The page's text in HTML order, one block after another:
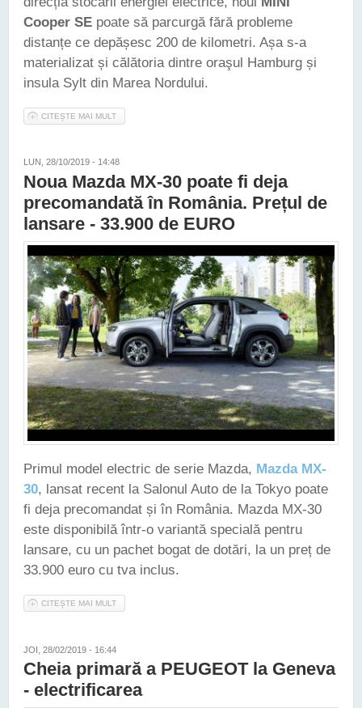
Cooper SE poate să parcurgă fără probleme
distanțe ce depășesc 200 de kilometri. Așa s-a
materializat și călătoria dintre oraşul Hamburg și
insula Sylt din Marea Nordului.
CITEȘTE MAI MULT
LUN, 28/10/2019 - 14:48
Noua Mazda MX-30 poate fi deja
precomandată în România. Prețul de
lansare - 33.900 de EURO
Primul model electric de serie Mazda, Mazda MX-
30, lansat recent la Salonul Auto de la Tokyo poate
fi deja precomandat și în România. Mazda MX-30
este disponibilă într-o variantă specială pentru
lansare, cu un pachet bogat de dotări, la un preț de
33.900 euro cu tva inclus.
CITEȘTE MAI MULT
JOI, 28/02/2019 - 16:44
Cheia primară a PEUGEOT la Geneva
- electrificarea